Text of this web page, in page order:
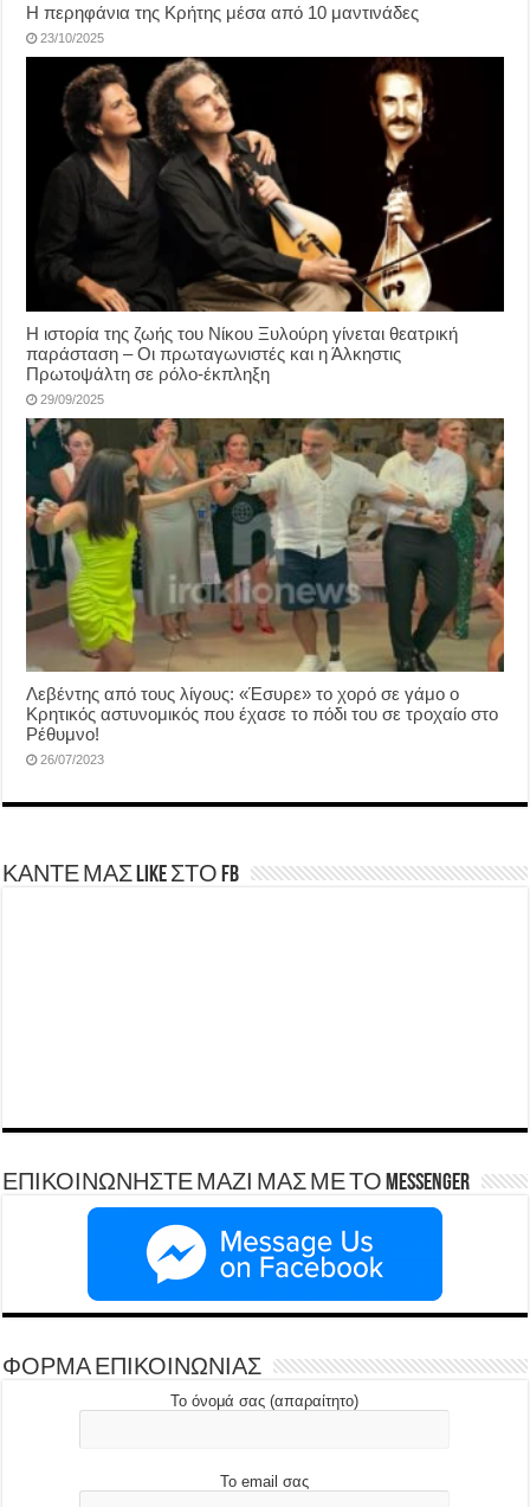
Η περηφάνια της Κρήτης μέσα από 10 μαντινάδες
23/10/2025
Η ιστορία της ζωής του Νίκου Ξυλούρη γίνεται θεατρική
παράσταση – Οι πρωταγωνιστές και η Άλκηστις
Πρωτοψάλτη σε ρόλο-έκπληξη
29/09/2025
Λεβέντης από τους λίγους: «Έσυρε» το χορό σε γάμο ο
Κρητικός αστυνομικός που έχασε το πόδι του σε τροχαίο στο
Ρέθυμνο!
26/07/2023
ΚΑΝΤΕ ΜΑΣ LIKE ΣΤΟ FB
ΕΠΙΚΟΙΝΩΝΗΣΤΕ ΜΑΖΙ ΜΑΣ ΜΕ ΤΟ Messenger
ΦΟΡΜΑ ΕΠΙΚΟΙΝΩΝΙΑΣ
Το όνομά σας (απαραίτητο)
Το email σας